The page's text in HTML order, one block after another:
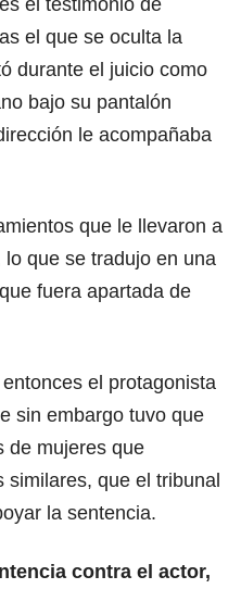
el que se oculta la
durante el juicio como
bajo su pantalón
le acompañaba
que le llevaron a
que se tradujo en una
fuera apartada de
el protagonista
sin embargo tuvo que
de mujeres que
similares, que el tribunal
la sentencia.
contra el actor,